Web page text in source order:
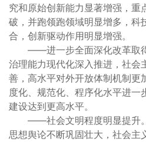
究和原始创新能力显著增强，重
破，并跑领跑领域明显增多，科
合，创新驱动作用明显增强。
——进一步全面深化改革取得
治理能力现代化深入推进，社会
善，高水平对外开放体制机制更
度化、规范化、程序化水平进一
建设达到更高水平。
——社会文明程度明显提升。
思想舆论不断巩固壮大，社会主